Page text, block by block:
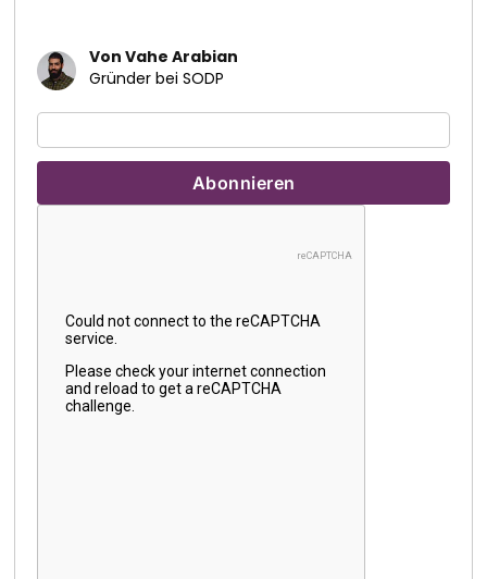
Von Vahe Arabian
Gründer bei SODP